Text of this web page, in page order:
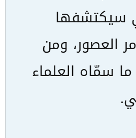
سيكتشفها
العصور، ومن
سمّاه العلماء